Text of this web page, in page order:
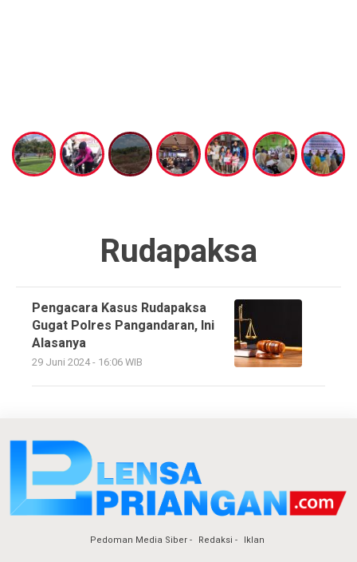
Rudapaksa
Pengacara Kasus Rudapaksa
Gugat Polres Pangandaran, Ini
Alasanya
29 Juni 2024 - 16:06 WIB
Pedoman Media Siber Redaksi Iklan